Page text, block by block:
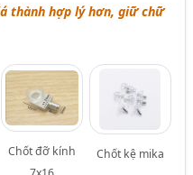
thành hợp lý hơn, giữ chữ
Chốt đỡ kính
Chốt kệ mika